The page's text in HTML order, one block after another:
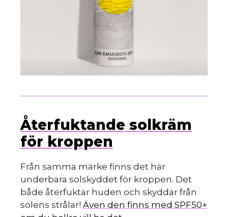
Återfuktande solkräm
för kroppen
Från samma märke finns det här
underbara solskyddet för kroppen. Det
både återfuktar huden och skyddar från
solens strålar! Även den finns med SPF50+